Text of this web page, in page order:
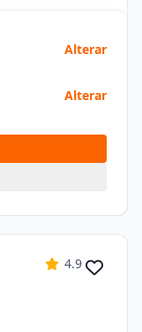
Alterar
Alterar
4.9